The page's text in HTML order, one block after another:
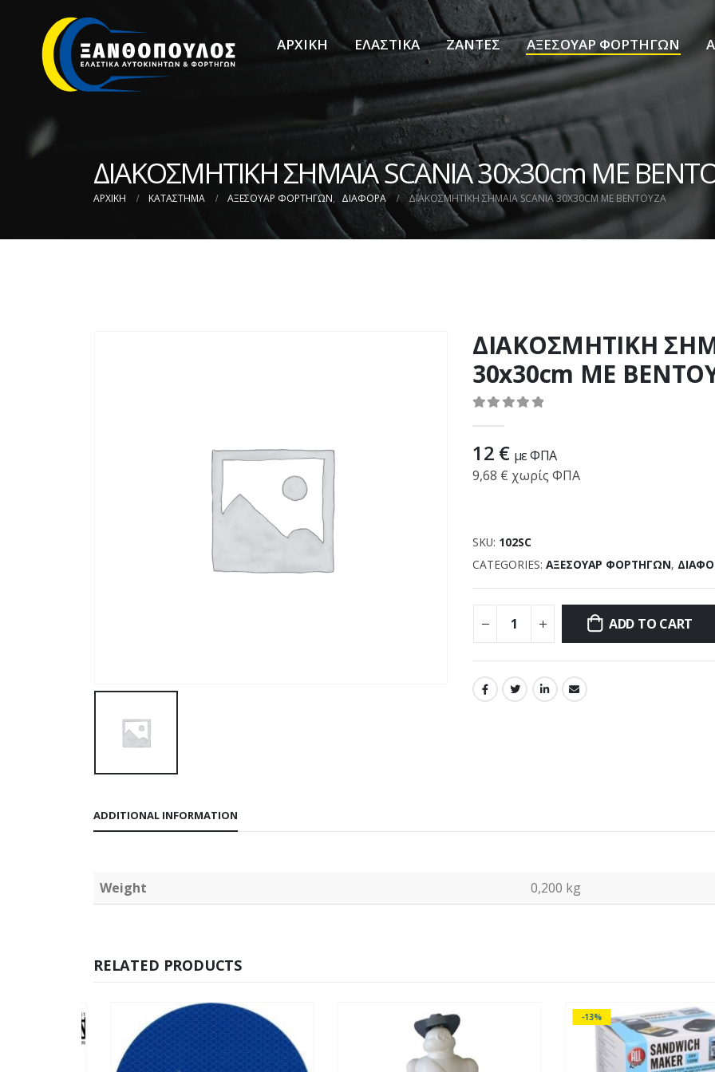
ΑΡΧΙΚΗ ΕΛΑΣΤΙΚΑ ΖΑΝΤΕΣ ΑΞΕΣΟΥΑΡ ΦΟΡΤΗΓΩΝ
ΔΙΑΚΟΣΜΗΤΙΚΗ ΣΗΜΑΙΑ SCANIA 30x30cm ΜΕ
ΑΡΧΙΚΉ ΚΑΤΆΣΤΗΜΑ ΑΞΕΣΟΥΑΡ ΦΟΡΤΗΓΩΝ, ΔΙΑΦΟΡΑ ΔΙΑΚΟΣΜΗΤΙΚΗ ΣΗΜΑΙΑ SCANIA 30X30CM ΜΕ ΒΕΝΤΟΥΖΑ
ΔΙΑΚΟΣΜΗΤΙΚΗ
30x30cm ΜΕ
12 € με ΦΠΑ
9,68 € χωρίς ΦΠΑ
SKU: 102SC
CATEGORIES: ΑΞΕΣΟΥΑΡ ΦΟΡΤΗΓΩΝ,
ADD TO CART
ADDITIONAL INFORMATION
Weight 0,200 kg
RELATED PRODUCTS
-13%